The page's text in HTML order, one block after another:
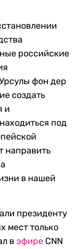
российские
фон дер
создать
и
под
направить
в нашей
президенту
мест только
в эфире CNN